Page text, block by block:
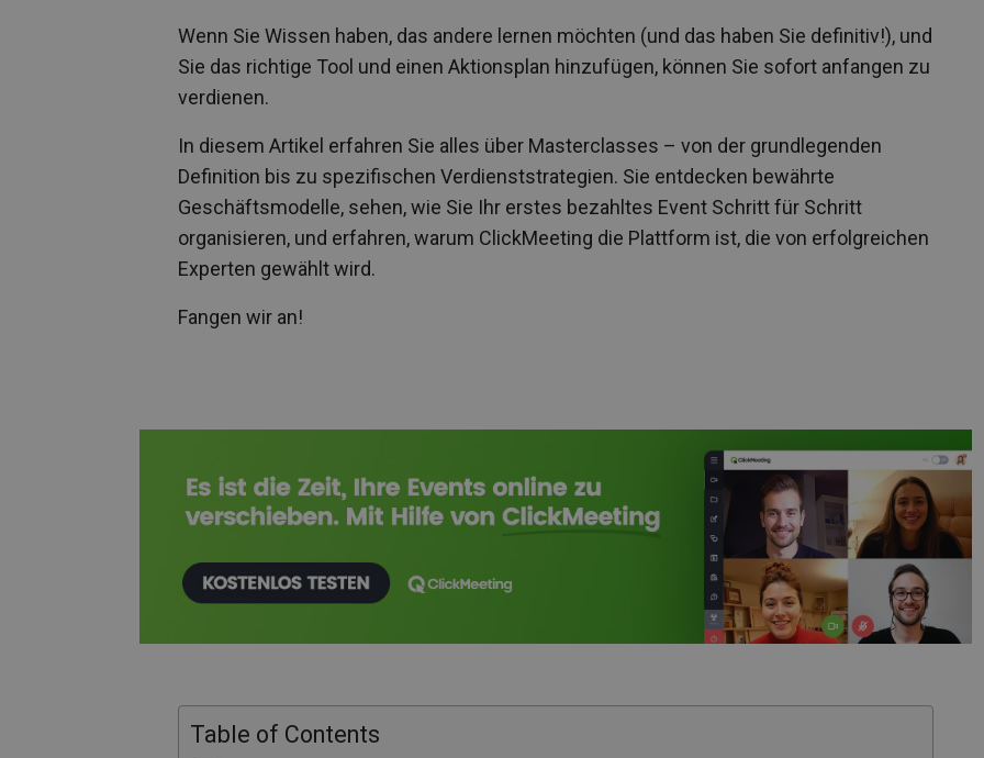
Wenn Sie Wissen haben, das andere lernen möchten (und das haben Sie definitiv!), und
Sie das richtige Tool und einen Aktionsplan hinzufügen, können Sie sofort anfangen zu
verdienen.
In diesem Artikel erfahren Sie alles über Masterclasses – von der grundlegenden
Definition bis zu spezifischen Verdienststrategien. Sie entdecken bewährte
Geschäftsmodelle, sehen, wie Sie Ihr erstes bezahltes Event Schritt für Schritt
organisieren, und erfahren, warum ClickMeeting die Plattform ist, die von erfolgreichen
Experten gewählt wird.
Fangen wir an!
Table of Contents